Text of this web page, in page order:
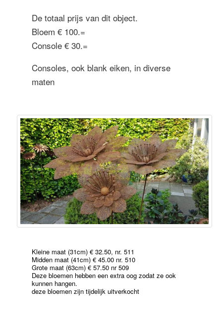
De totaal prijs van dit object.
Bloem € 100.=
Console € 30.=
Consoles, ook blank eiken, in diverse
maten
Kleine maat (31cm) € 32.50, nr. 511
Midden maat (41cm) € 45.00 nr. 510
Grote maat (63cm) € 57.50 nr 509
Deze bloemen hebben een extra oog zodat ze ook
kunnen hangen.
deze bloemen zijn tijdelijk uitverkocht